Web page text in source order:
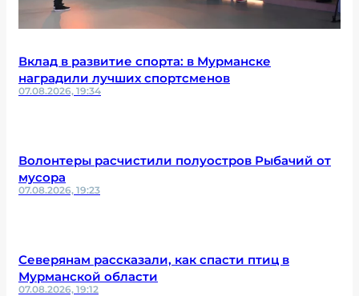
Вклад в развитие спорта: в Мурманске
наградили лучших спортсменов
07.08.2026, 19:34
Волонтеры расчистили полуостров Рыбачий от
мусора
07.08.2026, 19:23
Северянам рассказали, как спасти птиц в
Мурманской области
07.08.2026, 19:12